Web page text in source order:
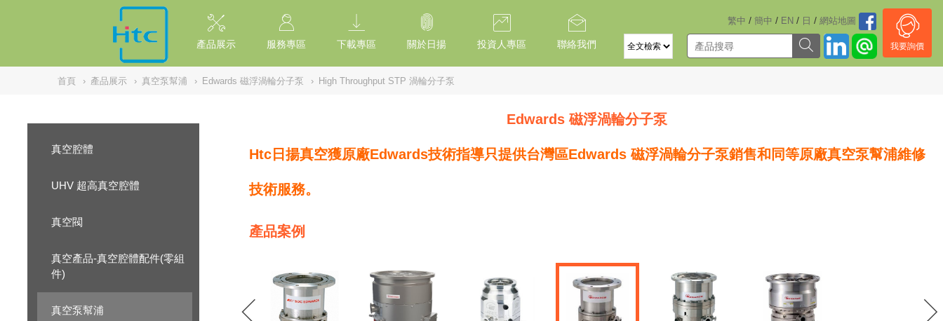
繁中 / 簡中 / EN / 日 / 網站地圖
我要詢價
產品展示 服務專區 下載專區 關於日揚 投資人專區 聯絡我們
首頁 › 產品展示 › 真空泵幫浦 › Edwards 磁浮渦輪分子泵 › High Throughput STP 渦輪分子泵
真空腔體
UHV 超高真空腔體
真空閥
真空產品-真空腔體配件(零組
件)
真空泵幫浦
Edwards 磁浮渦輪分子泵
Htc日揚真空獲原廠Edwards技術指導只提供台灣區Edwards 磁浮渦輪分子泵銷售和同等原廠真空泵幫浦維修
技術服務。
產品案例